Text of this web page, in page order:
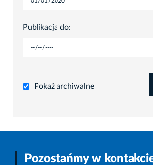
Publikacja do:
Pokaż archiwalne
Pozostańmy w